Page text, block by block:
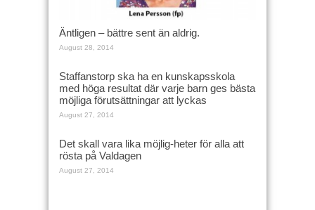
Äntligen – bättre sent än aldrig.
August 28, 2014
Staffanstorp ska ha en kunskapsskola
med höga resultat där varje barn ges bästa
möjliga förutsättningar att lyckas
August 27, 2014
Det skall vara lika möjlig-heter för alla att
rösta på Valdagen
August 27, 2014